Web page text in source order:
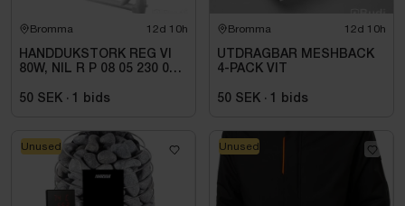
Bromma 12d 10h
HANDDUKSTORK REG VI
80W, NIL R P 08 05 230 01 1
50 SEK · 1 bids
Bromma 12d 10h
UTDRAGBAR MESHBACK
4-PACK VIT
50 SEK · 1 bids
Unused Unused